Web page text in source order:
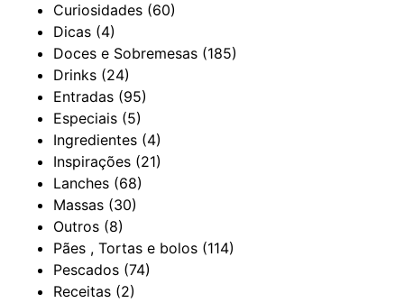
Curiosidades (60)
Dicas (4)
Doces e Sobremesas (185)
Drinks (24)
Entradas (95)
Especiais (5)
Ingredientes (4)
Inspirações (21)
Lanches (68)
Massas (30)
Outros (8)
Pães , Tortas e bolos (114)
Pescados (74)
Receitas (2)